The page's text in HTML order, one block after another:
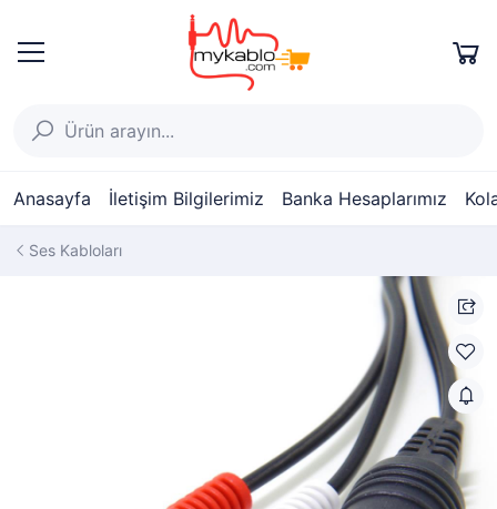
Anasayfa İletişim Bilgilerimiz Banka Hesaplarımız
Ses Kabloları